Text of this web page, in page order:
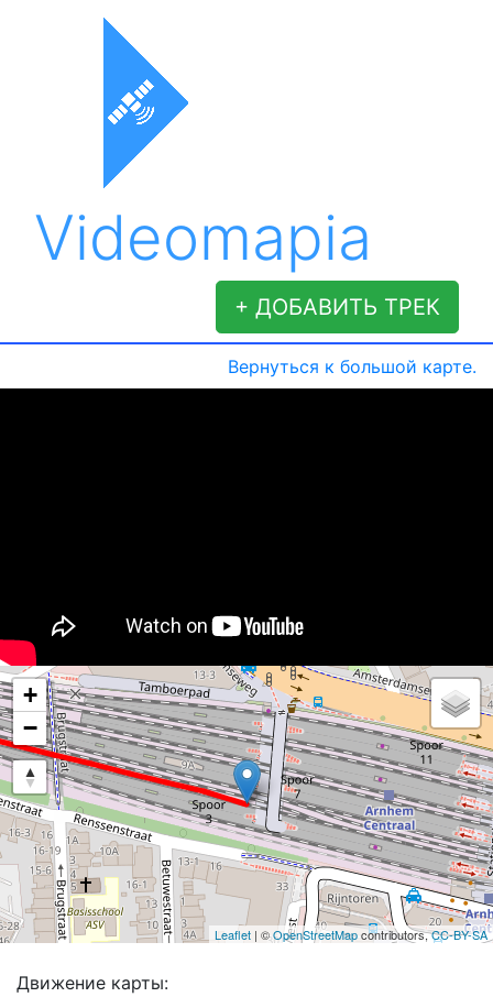
Videomapia
+ ДОБАВИТЬ ТРЕК
Вернуться к большой карте.
+
−
Leaflet | ©OpenStreetMapcontributors,CC-BY-SA
Движение карты: